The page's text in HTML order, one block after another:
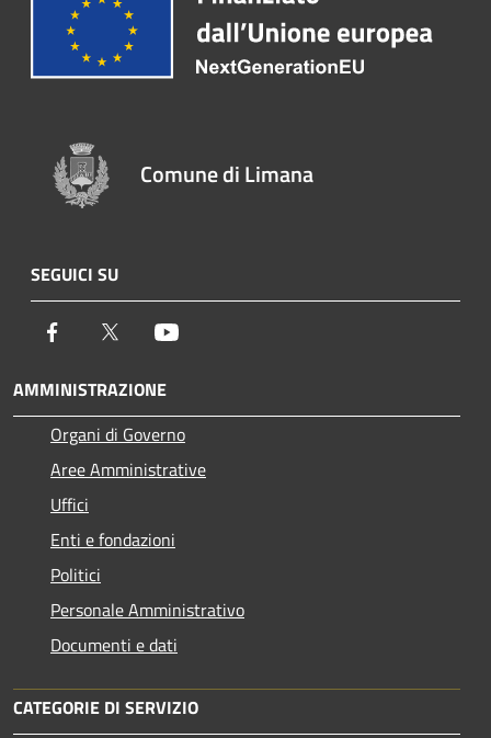
Comune di Limana
SEGUICI SU
Facebook Twitter
AMMINISTRAZIONE
Organi di Governo
Aree Amministrative
Uffici
Enti e fondazioni
Politici
Personale Amministrativo
Documenti e dati
CATEGORIE DI SERVIZIO